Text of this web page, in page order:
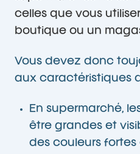
celles que vous
boutique ou un
Vous devez donc
aux caractéristiques
En supermarché,
être grandes et
des couleurs